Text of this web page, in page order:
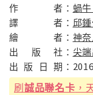
作 者： 蝸
譯
者： 邱
繪
者： 神
出
版 社： 尖
出 版 日 期：
刷誠品聯名卡 ，